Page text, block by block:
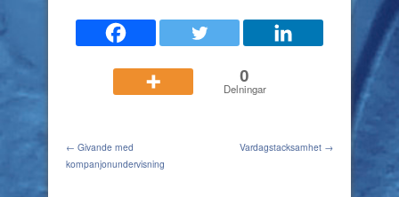
0
Delningar
← Givande med
kompanjonundervisning
Vardagstacksamhet →